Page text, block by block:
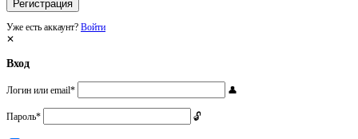
Уже есть аккаунт? Войти
Вход
Логин или email*
Пароль*